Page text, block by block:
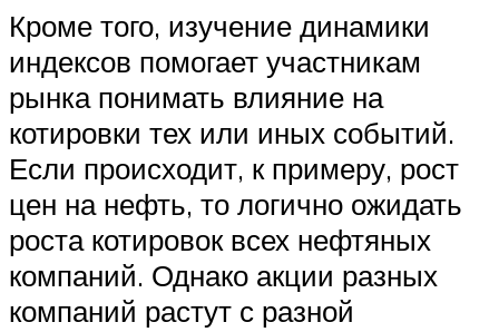
Кроме того, изучение динамики
индексов помогает участникам
рынка понимать влияние на
котировки тех или иных событий.
Если происходит, к примеру, рост
цен на нефть, то логично ожидать
роста котировок всех нефтяных
компаний. Однако акции разных
компаний растут с разной